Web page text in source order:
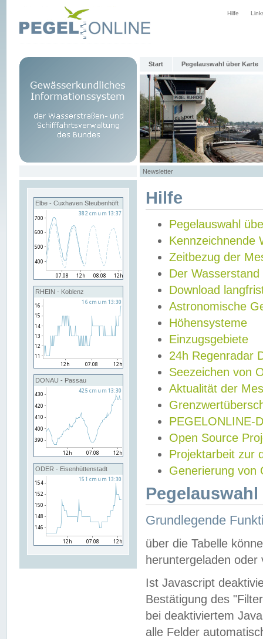
Hilfe
Start Pegelauswahl über Karte
Newsletter
Elbe - Cuxhaven Steubenhöft
RHEIN - Koblenz
DONAU - Passau
ODER - Eisenhüttenstadt
Hilfe
Pegelauswahl
Kennzeichnende
Zeitbezug der
Der Wasserstand
Download
Astronomische
Höhensysteme
Einzugsgebiete
24h Regenradar
Seezeichen von
Aktualität der
PEGELONLINE-
Open Source
Projektarbeit zur
Generierung von
Grundlegende
über die Tabelle
heruntergeladen oder
Ist Javascript
Bestätigung des
bei deaktiviertem
alle Felder